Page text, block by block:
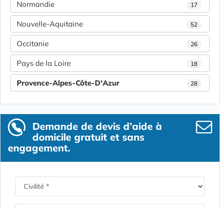
Normandie 17
Nouvelle-Aquitaine 52
Occitanie 26
Pays de la Loire 18
Provence-Alpes-Côte-D'Azur 28
Demande de devis d’aide à
domicile gratuit et sans
engagement.